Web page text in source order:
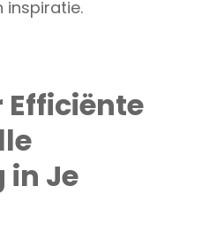
inspiratie.
Efficiënte
in Je